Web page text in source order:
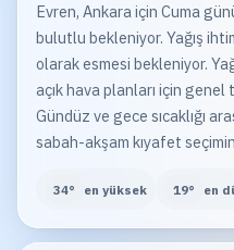
Evren, Ankara için Cuma
bulutlu bekleniyor. Yağış
olarak esmesi bekleniyor.
açık hava planları için
Gündüz ve gece sıcaklığı
sabah-akşam kıyafet
34° en yüksek 19° en